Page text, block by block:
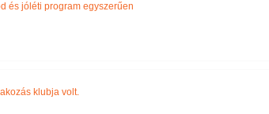
és jóléti program egyszerűen
klubja volt.